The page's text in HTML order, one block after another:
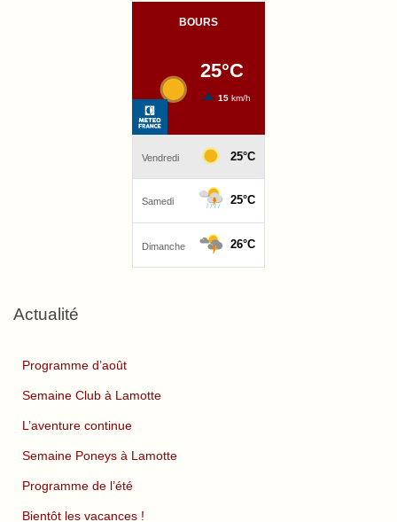
Actualité
Programme d’août
Semaine Club à Lamotte
L’aventure continue
Semaine Poneys à Lamotte
Programme de l’été
Bientôt les vacances !